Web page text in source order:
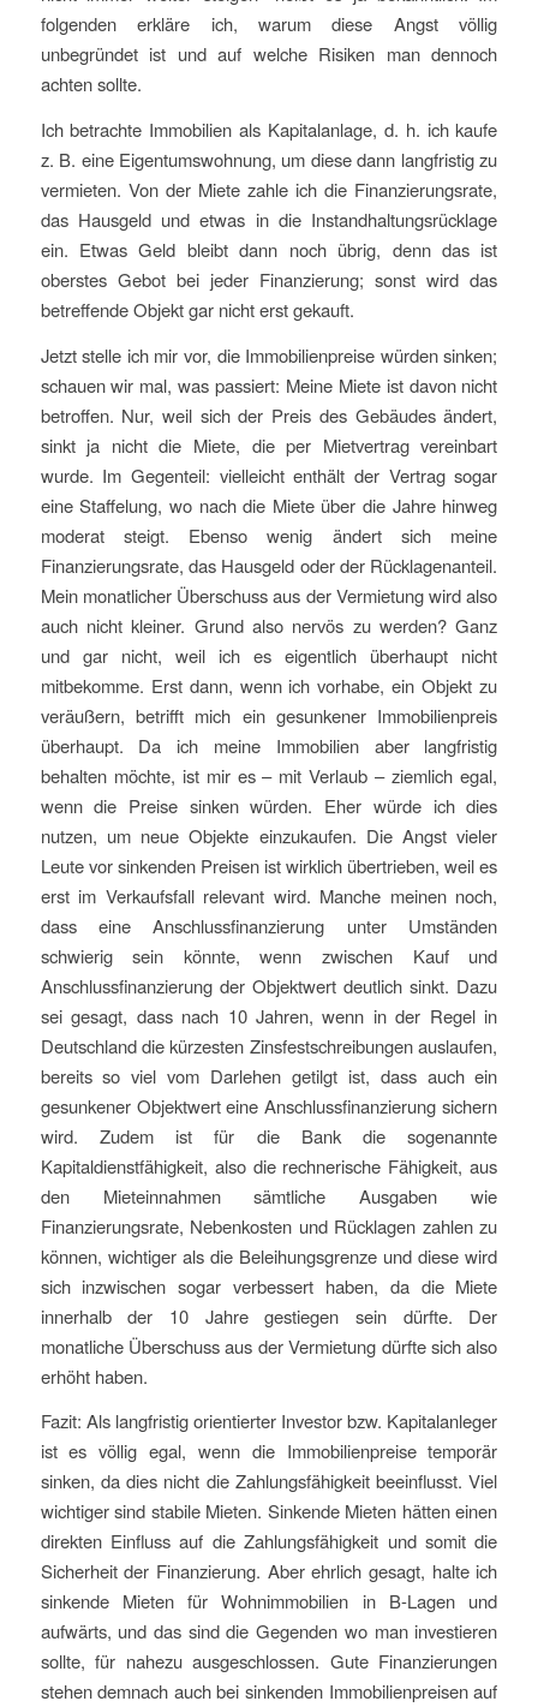
folgenden erkläre ich, warum diese Angst völlig
unbegründet ist und auf welche Risiken man dennoch
achten sollte.
Ich betrachte Immobilien als Kapitalanlage, d. h. ich kaufe
z. B. eine Eigentumswohnung, um diese dann langfristig zu
vermieten. Von der Miete zahle ich die Finanzierungsrate,
das Hausgeld und etwas in die Instandhaltungsrücklage
ein. Etwas Geld bleibt dann noch übrig, denn das ist
oberstes Gebot bei jeder Finanzierung; sonst wird das
betreffende Objekt gar nicht erst gekauft.
Jetzt stelle ich mir vor, die Immobilienpreise würden sinken;
schauen wir mal, was passiert: Meine Miete ist davon nicht
betroffen. Nur, weil sich der Preis des Gebäudes ändert,
sinkt ja nicht die Miete, die per Mietvertrag vereinbart
wurde. Im Gegenteil: vielleicht enthält der Vertrag sogar
eine Staffelung, wo nach die Miete über die Jahre hinweg
moderat steigt. Ebenso wenig ändert sich meine
Finanzierungsrate, das Hausgeld oder der Rücklagenanteil.
Mein monatlicher Überschuss aus der Vermietung wird also
auch nicht kleiner. Grund also nervös zu werden? Ganz
und gar nicht, weil ich es eigentlich überhaupt nicht
mitbekomme. Erst dann, wenn ich vorhabe, ein Objekt zu
veräußern, betrifft mich ein gesunkener Immobilienpreis
überhaupt. Da ich meine Immobilien aber langfristig
behalten möchte, ist mir es – mit Verlaub – ziemlich egal,
wenn die Preise sinken würden. Eher würde ich dies
nutzen, um neue Objekte einzukaufen. Die Angst vieler
Leute vor sinkenden Preisen ist wirklich übertrieben, weil es
erst im Verkaufsfall relevant wird. Manche meinen noch,
dass eine Anschlussfinanzierung unter Umständen
schwierig sein könnte, wenn zwischen Kauf und
Anschlussfinanzierung der Objektwert deutlich sinkt. Dazu
sei gesagt, dass nach 10 Jahren, wenn in der Regel in
Deutschland die kürzesten Zinsfestschreibungen auslaufen,
bereits so viel vom Darlehen getilgt ist, dass auch ein
gesunkener Objektwert eine Anschlussfinanzierung sichern
wird. Zudem ist für die Bank die sogenannte
Kapitaldienstfähigkeit, also die rechnerische Fähigkeit, aus
den Mieteinnahmen sämtliche Ausgaben wie
Finanzierungsrate, Nebenkosten und Rücklagen zahlen zu
können, wichtiger als die Beleihungsgrenze und diese wird
sich inzwischen sogar verbessert haben, da die Miete
innerhalb der 10 Jahre gestiegen sein dürfte. Der
monatliche Überschuss aus der Vermietung dürfte sich also
erhöht haben.
Fazit: Als langfristig orientierter Investor bzw. Kapitalanleger
ist es völlig egal, wenn die Immobilienpreise temporär
sinken, da dies nicht die Zahlungsfähigkeit beeinflusst. Viel
wichtiger sind stabile Mieten. Sinkende Mieten hätten einen
direkten Einfluss auf die Zahlungsfähigkeit und somit die
Sicherheit der Finanzierung. Aber ehrlich gesagt, halte ich
sinkende Mieten für Wohnimmobilien in B-Lagen und
aufwärts, und das sind die Gegenden wo man investieren
sollte, für nahezu ausgeschlossen. Gute Finanzierungen
stehen demnach auch bei sinkenden Immobilienpreisen auf